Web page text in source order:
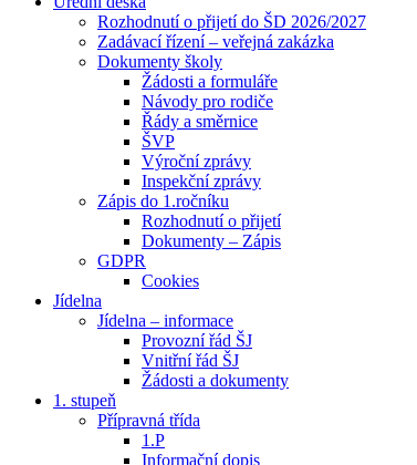
Rozhodnutí o přijetí do ŠD 2026/2027
Zadávací řízení – veřejná zakázka
Dokumenty školy
Žádosti a formuláře
Návody pro rodiče
Řády a směrnice
ŠVP
Výroční zprávy
Inspekční zprávy
Zápis do 1.ročníku
Rozhodnutí o přijetí
Dokumenty – Zápis
GDPR
Cookies
Jídelna
Jídelna – informace
Provozní řád ŠJ
Vnitřní řád ŠJ
Žádosti a dokumenty
1. stupeň
Přípravná třída
1.P
Informační dopis